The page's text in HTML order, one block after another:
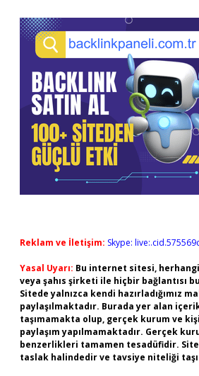
Reklam ve İletişim: Skype:
Yasal Uyarı: Bu internet sitesi,
veya şahıs şirketi ile hiçbir bağlantısı
Sitede yalnızca kendi hazırladığımız
paylaşılmaktadır. Burada yer alan
taşımamakta olup, gerçek kurum ve
paylaşım yapılmamaktadır. Gerçek
benzerlikleri tamamen tesadüfidir.
taslak halindedir ve tavsiye niteliği